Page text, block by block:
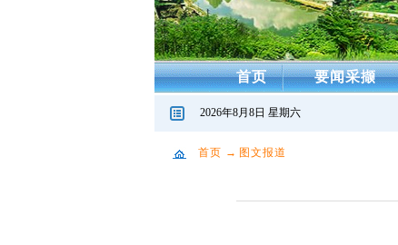
首页 要闻采撷
2026年8月8日 星期六
首页 → 图文报道